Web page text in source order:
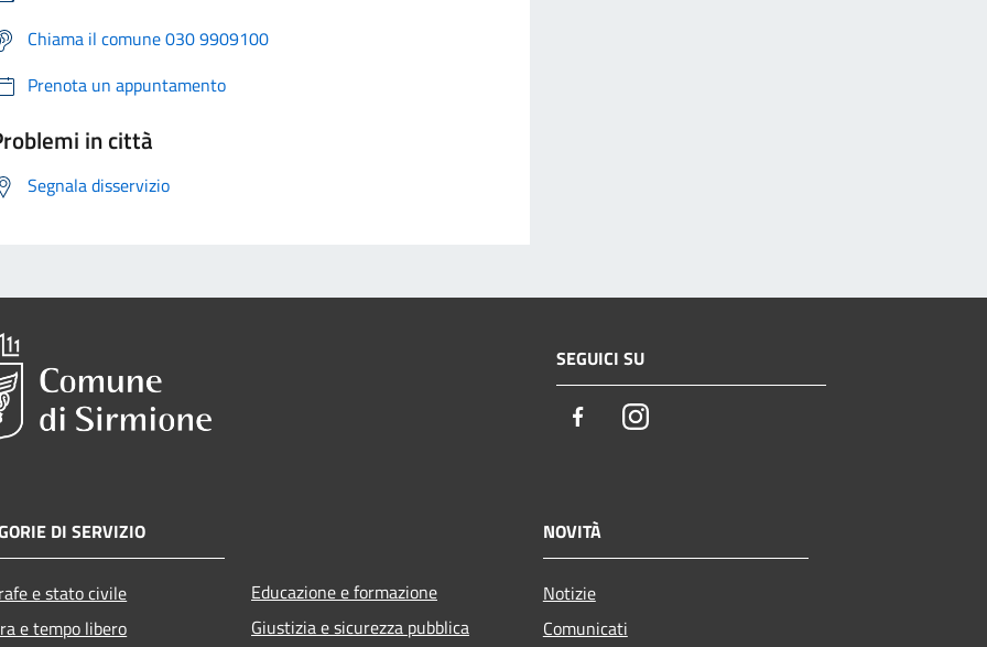
Chiama il comune 030 9909100
Prenota un appuntamento
in città
Segnala disservizio
SEGUICI SU
FacebookInstagram
DI SERVIZIO
e stato civile
e tempo libero
Educazione e formazione
Giustizia e sicurezza pubblica
NOVITÀ
Notizie
Comunicati